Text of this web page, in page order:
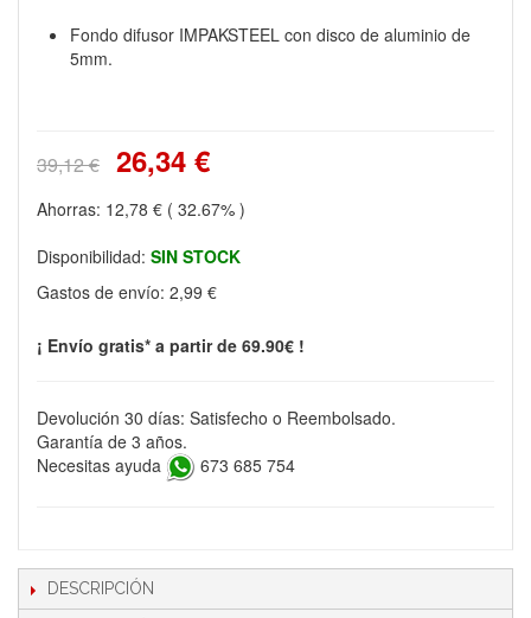
Fondo difusor IMPAKSTEEL con disco de aluminio de
5mm.
39,12 € 26,34 €
Ahorras: 12,78 € ( 32.67% )
Disponibilidad: SIN STOCK
Gastos de envío: 2,99 €
¡ Envío gratis* a partir de 69.90€ !
Devolución 30 días: Satisfecho o Reembolsado.
Garantía de 3 años.
Necesitas ayuda
673 685 754
DESCRIPCIÓN